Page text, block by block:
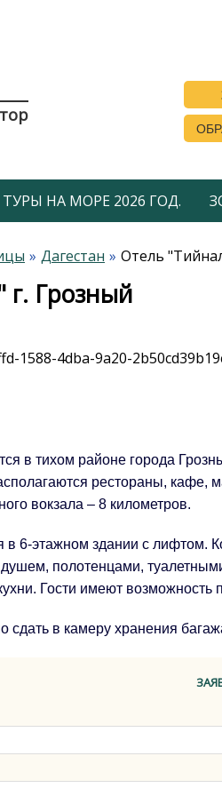
ТУРЫ НА МОРЕ 2026 ГОД.
Дагестан Отель
г. Грозный
в тихом районе города
рестораны, кафе,
вокзала – 8 километров.
6-этажном здании с лифтом.
полотенцами,
Гости имеют
в камеру хранения